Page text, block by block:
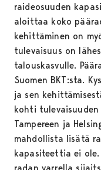
raideosuuden
aloittaa koko
kehittäminen on
tulevaisuus on
talouskasvulle.
Suomen BKT:sta.
ja sen
kohti
Tampereen ja
mahdollista lisätä
kapasiteettia ei